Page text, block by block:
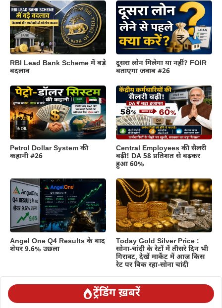
RBI Lead Bank Scheme में बड़े
बदलाव
दूसरा लोन मिलेगा या नहीं? FOIR
बताएगा जवाब #26
Petrol Dollar System की
कहानी #26
Central Employees की सैलरी
बढ़ी! DA 58 प्रतिशत से बढ़कर
हुआ 60%
Angel One Q4 Results के बाद
शेयर 9.6% उछला
Today Gold Silver Price :
सोना-चांदी के रेटों में तीसरे दिन भी
गिरावट, देखें मार्केट में आज किस
रेट पर बिक रहा-सोना चांदी
ट्रेंडिंग ख़बरें